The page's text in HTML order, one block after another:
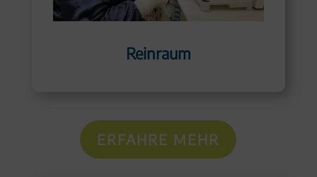
Reinraum
ERFAHRE MEHR